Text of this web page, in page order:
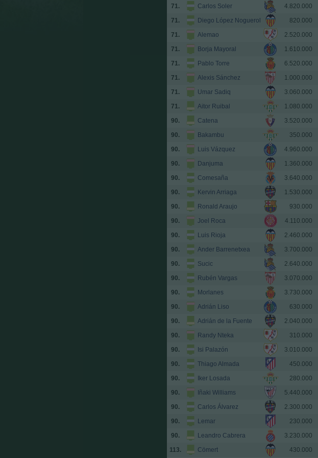
71.
Carlos Soler 4.820.000
71.
Diego López Noguerol 820.000
71.
Alemao 2.520.000
71.
Borja Mayoral 1.610.000
71.
Pablo Torre 6.520.000
71.
Alexis Sánchez 1.000.000
71.
Umar Sadiq 3.060.000
71.
Aitor Ruibal 1.080.000
90.
Catena 3.520.000
90.
Bakambu 350.000
90.
Luis Vázquez 4.960.000
90.
Danjuma 1.360.000
90.
Comesaña 3.640.000
90.
Kervin Arriaga 1.530.000
90.
Ronald Araujo 930.000
90.
Joel Roca 4.110.000
90.
Luis Rioja 2.460.000
90.
Ander Barrenetxea 3.700.000
90.
Sucic 2.640.000
90.
Rubén Vargas 3.070.000
90.
Morlanes 3.730.000
90.
Adrián Liso 630.000
90.
Adrián de la Fuente 2.040.000
90.
Randy Nteka 310.000
90.
Isi Palazón 3.010.000
90.
Thiago Almada 450.000
90.
Iker Losada 280.000
90.
Iñaki Williams 5.440.000
90.
Carlos Álvarez 2.300.000
90.
Lemar 230.000
90.
Leandro Cabrera 3.230.000
113.
Cömert 430.000